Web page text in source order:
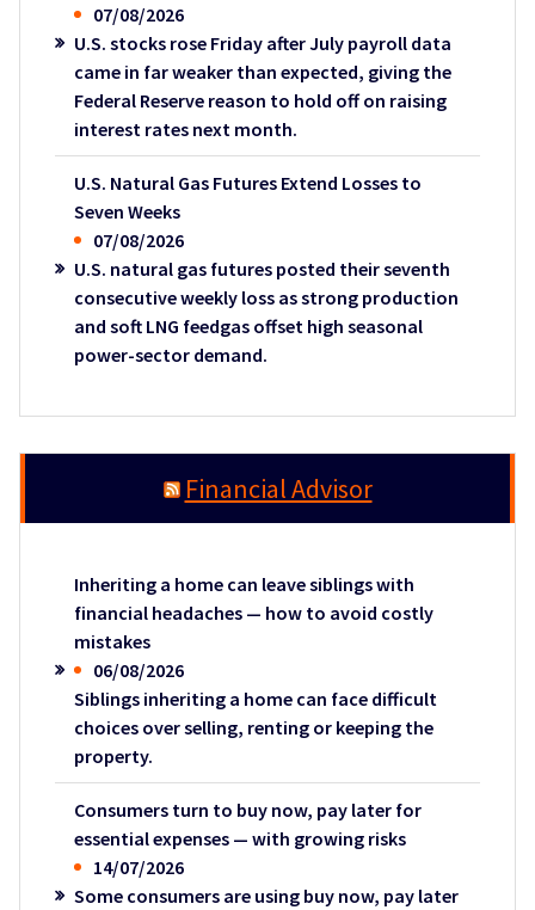
07/08/2026
U.S. stocks rose Friday after July payroll data
came in far weaker than expected, giving the
Federal Reserve reason to hold off on raising
interest rates next month.
U.S. Natural Gas Futures Extend Losses to
Seven Weeks
07/08/2026
U.S. natural gas futures posted their seventh
consecutive weekly loss as strong production
and soft LNG feedgas offset high seasonal
power-sector demand.
Financial Advisor
Inheriting a home can leave siblings with
financial headaches — how to avoid costly
mistakes
06/08/2026
Siblings inheriting a home can face difficult
choices over selling, renting or keeping the
property.
Consumers turn to buy now, pay later for
essential expenses — with growing risks
14/07/2026
Some consumers are using buy now, pay later